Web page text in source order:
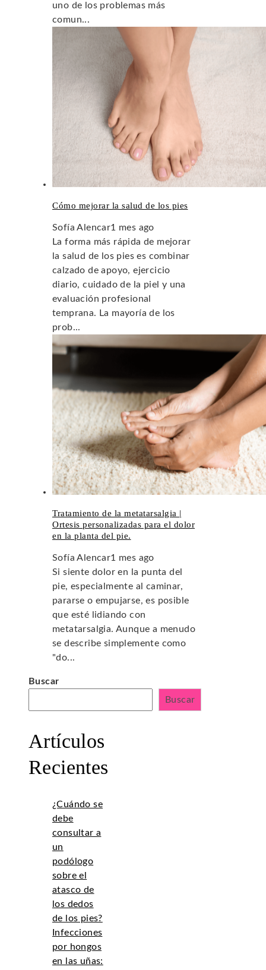
uno de los problemas más
comun...
Cómo mejorar la salud de los pies
Sofía Alencar1 mes ago
La forma más rápida de mejorar
la salud de los pies es combinar
calzado de apoyo, ejercicio
diario, cuidado de la piel y una
evaluación profesional
temprana. La mayoría de los
prob...
Tratamiento de la metatarsalgia |
Ortesis personalizadas para el dolor
en la planta del pie.
Sofía Alencar1 mes ago
Si siente dolor en la punta del
pie, especialmente al caminar,
pararse o empujarse, es posible
que esté lidiando con
metatarsalgia. Aunque a menudo
se describe simplemente como
"do...
Buscar
Buscar
Artículos
Recientes
¿Cuándo se
debe
consultar a
un
podólogo
sobre el
atasco de
los dedos
de los pies?
Infecciones
por hongos
en las uñas: